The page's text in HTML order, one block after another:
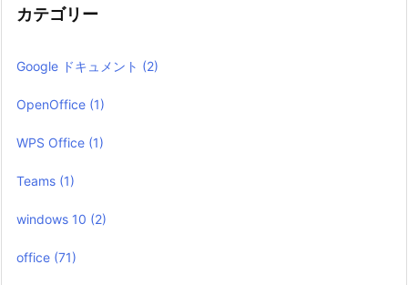
カテゴリー
Google ドキュメント (2)
OpenOffice (1)
WPS Office (1)
Teams (1)
windows 10 (2)
office (71)